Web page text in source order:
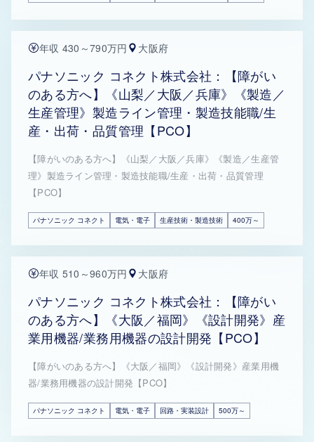
年収 430～790万円 大阪府
パナソニック コネクト株式会社：【障がい
のある方へ】《山梨／大阪／兵庫》《製造／
生産管理》製造ライン管理・製造技能職/生
産・出荷・品質管理【PCO】
【障がいのある方へ】《山梨／大阪／兵庫》《製造／生産管
理》製造ライン管理・製造技能職/生産・出荷・品質管理
【PCO】
パナソニック コネクト 電気・電子 生産技術・製造技術 400万～
年収 510～960万円 大阪府
パナソニック コネクト株式会社：【障がい
のある方へ】《大阪／福岡》《設計開発》産
業用機器/業務用機器の設計開発【PCO】
【障がいのある方へ】《大阪／福岡》《設計開発》産業用機
器/業務用機器の設計開発【PCO】
パナソニック コネクト 電気・電子 回路・実装設計 500万～